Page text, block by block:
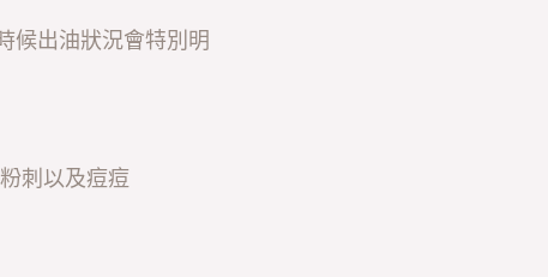
候出油狀況會特別明
刺以及痘痘